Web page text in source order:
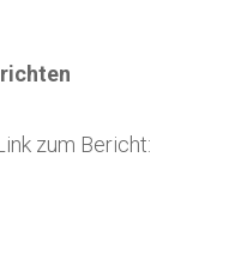
zum Bericht: